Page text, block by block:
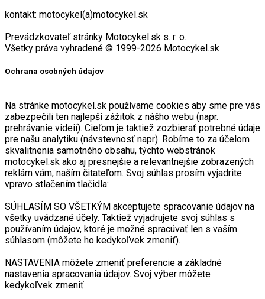
kontakt: motocykel(a)motocykel.sk
Prevádzkovateľ stránky Motocykel.sk s. r. o.
Všetky práva vyhradené © 1999-2026 Motocykel.sk
Ochrana osobných údajov
Na stránke motocykel.sk používame cookies aby sme pre vás
zabezpečili ten najlepší zážitok z nášho webu (napr.
prehrávanie videií). Cieľom je taktiež zozbierať potrebné údaje
pre našu analytiku (návstevnosť napr). Robíme to za účelom
skvalitnenia samotného obsahu, týchto webstránok
motocykel.sk ako aj presnejšie a relevantnejšie zobrazených
reklám vám, naším čitateľom. Svoj súhlas prosím vyjadrite
vpravo stlačením tlačidla:
SÚHLASÍM SO VŠETKÝM akceptujete spracovanie údajov na
všetky uvádzané účely. Taktiež vyjadrujete svoj súhlas s
používaním údajov, ktoré je možné spracúvať len s vaším
súhlasom (môžete ho kedykoľvek zmeniť).
NASTAVENIA môžete zmeniť preferencie a základné
nastavenia spracovania údajov. Svoj výber môžete
kedykoľvek zmeniť.